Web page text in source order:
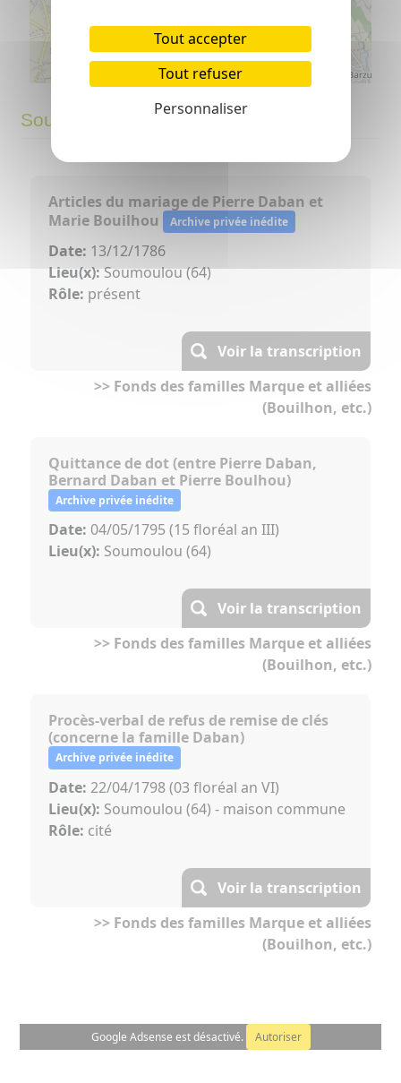
Sources
Articles du mariage de Pierre Daban et
Marie Bouilhou
Archive privée inédite
Date: 13/12/1786
Lieu(x):Soumoulou (64)
Rôle: présent
Voir la transcription
>> Fonds des familles Marque et alliées
(Bouilhon, etc.)
Quittance de dot (entre Pierre Daban,
Bernard Daban et Pierre Boulhou)
Archive privée inédite
Date: 04/05/1795 (15 floréal an III)
Lieu(x): Soumoulou (64)
Voir la transcription
>> Fonds des familles Marque et alliées
(Bouilhon, etc.)
Procès-verbal de refus de remise de clés
(concerne la famille Daban)
Archive privée inédite
Date: 22/04/1798 (03 floréal an VI)
Lieu(x): Soumoulou (64) - maison commune
Rôle: cité
Voir la transcription
>> Fonds des familles Marque et alliées
(Bouilhon, etc.)
Google Adsense est désactivé. Autoriser
Tout accepter
Tout refuser
Personnaliser